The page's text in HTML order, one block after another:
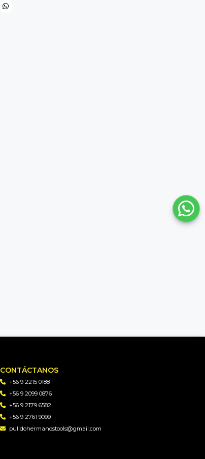
CONTÁCTANOS
+56 9 2215 0188
+56 9 2099 0876
+56 9 2179 6582
+56 9 2761 9099
pulidohermanostools@gmail.com